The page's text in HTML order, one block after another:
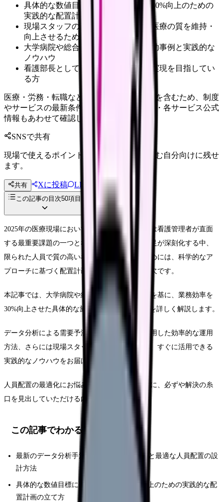
具体的な数値目標に基づく業務効率30%向上のための
実践的な配置計画の立て方
現場スタッフの負担を軽減しながら医療の質を維持・
向上させるための具体的な施策
大学病院や総合病院での具体的な成功事例と実践的な
ノウハウ
看護部長として効率的な人員配置の実現を目指してい
る方
医療・労務・転職など判断に影響する内容を含むため、制度
やサービスの最新条件は公的機関・勤務先・各サービス公式
情報もあわせて確認してください。
SNSで共有
現場で使えるポイントを、同僚やあとで読む自分向けに残せ
ます。
共有 Xに投稿 LINE
投稿文コピー
この記事の目次50項目
2025年の医療現場において、効率的な人員配置は看護管理者が直面
する最重要課題の一つとなっています。人材不足が深刻化する中、
限られた人員で質の高い看護を提供し続けるためには、科学的なア
プローチに基づく配置計画の立案と運用が不可欠です。
本記事では、大学病院や総合病院での導入実績を基に、業務効率を
30%向上させた具体的な施策と、その実践方法を詳しく解説します。
データ分析による需要予測から、システムを活用した効率的な運用
方法、さらには現場スタッフの負担軽減策まで、すぐに活用できる
実践的なノウハウをお届けします。
人員配置の最適化にお悩みの看護管理者の皆様に、必ずや解決の糸
口を見出していただける内容となっています。
この記事でわかること
最新のデータ分析手法を活用した需要予測と最適な人員配置の設
計方法
具体的な数値目標に基づく業務効率30%向上のための実践的な配
置計画の立て方